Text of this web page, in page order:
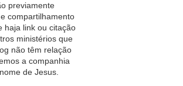
previamente
compartilhamento
haja link ou citação
ministérios que
não têm relação
a companhia
de Jesus.